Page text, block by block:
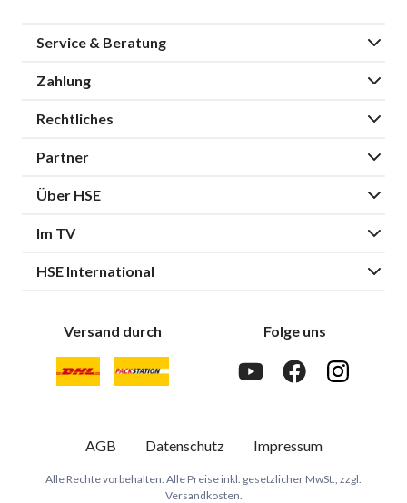
Service & Beratung
Zahlung
Rechtliches
Partner
Über HSE
Im TV
HSE International
Versand durch Folge uns
AGB Datenschutz Impressum
Alle Rechte vorbehalten. Alle Preise inkl. gesetzlicher MwSt., zzgl.
Versandkosten.